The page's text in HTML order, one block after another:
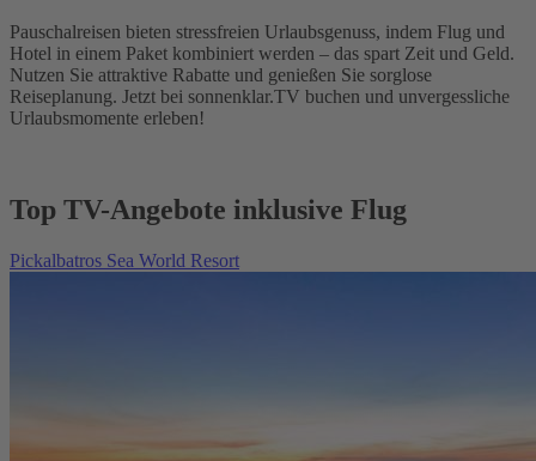
Pauschalreisen bieten stressfreien Urlaubsgenuss, indem Flug und
Hotel in einem Paket kombiniert werden – das spart Zeit und Geld.
Nutzen Sie attraktive Rabatte und genießen Sie sorglose
Reiseplanung. Jetzt bei sonnenklar.TV buchen und unvergessliche
Urlaubsmomente erleben!
Top TV-Angebote inklusive Flug
Pickalbatros Sea World Resort